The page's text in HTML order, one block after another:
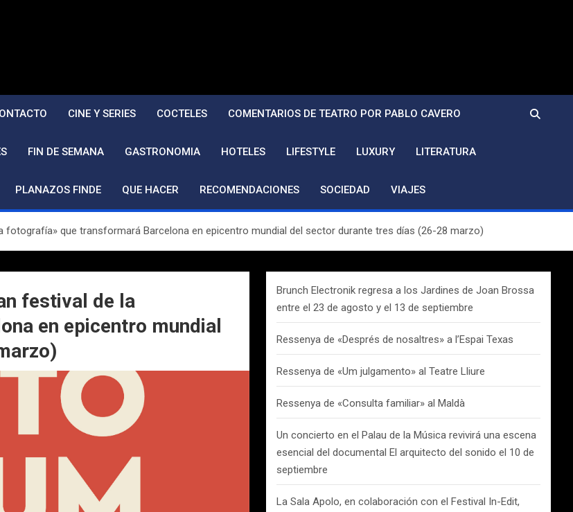
CINE Y SERIES COCTELES COMENTARIOS DE TEATRO POR PABLO CAVERO
FIN DE SEMANA GASTRONOMIA HOTELES LIFESTYLE LUXURY LITERATURA
PLANAZOS FINDE QUE HACER RECOMENDACIONES SOCIEDAD VIAJES
fotografía» que transformará Barcelona en epicentro mundial del sector durante tres días (26-28 marzo)
festival de la
en epicentro mundial
Brunch Electronik regresa a los Jardines de Joan Brossa
entre el 23 de agosto y el 13 de septiembre
Ressenya de «Després de nosaltres» a l’Espai Texas
Ressenya de «Um julgamento» al Teatre Lliure
Ressenya de «Consulta familiar» al Maldà
Un concierto en el Palau de la Música revivirá una escena
esencial del documental El arquitecto del sonido el 10 de
septiembre
La Sala Apolo, en colaboración con el Festival In-Edit,